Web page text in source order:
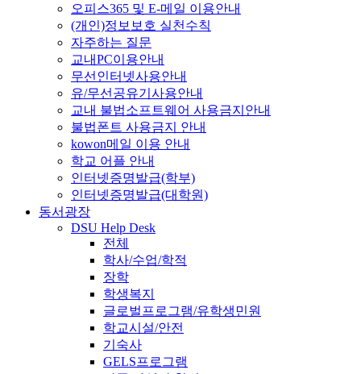
오피스365 및 E-메일 이용안내
(개인)정보보호 실천수칙
자주하는 질문
교내PC이용안내
무선인터넷사용안내
유/무선공유기사용안내
교내 불법소프트웨어 사용금지안내
불법폰트 사용금지 안내
kowon메일 이용 안내
학교 어플 안내
인터넷증명발급(학부)
인터넷증명발급(대학원)
동서광장
DSU Help Desk
전체
학사/수업/학적
장학
학생복지
글로벌프로그램/유학생민원
학교시설/안전
기숙사
GELS프로그램